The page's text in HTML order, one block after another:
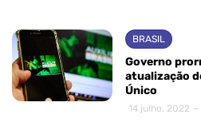
BRASIL
Governo
atualização
Único
14 julho, 2022